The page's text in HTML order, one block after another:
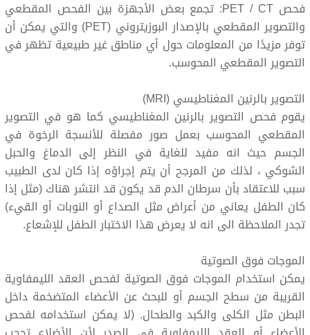
فحص PET / CT: تجمع بعض الأجهزة بين الفحص المقطعي
والتصوير المقطعي بالإصدار البوزيتروني (PET) والتي يمكن أن
توفر مزيدًا من المعلومات حول أي مناطق غير طبيعية تظهر في
التصوير المقطعي المحوسب.
التصوير بالرنين المغناطيسي (MRI)
يقوم فحص التصوير بالرنين المغناطيسي كما هو في التصوير
المقطعي المحوسب بعمل صور مفصلة للأنسجة الرخوة في
الجسم حيث انه مفيد للغاية في النظر إلى الدماغ والحبل
الشوكي ، لذلك من المرجح أن يتم إجراؤه إذا كان لدى الطبيب
سبب للاعتقاد بأن سرطان الدم قد يكون قد انتشر هناك (مثل إذا
كان الطفل يعاني من أعراض مثل الصداع أو النوبات أو القيء)
تجدر الملاحظة الى انه لا يعرض هذا الاختبار الطفل للإشعاع.
الموجات فوق الصوتية
يمكن استخدام الموجات فوق الصوتية لفحص العقد الليمفاوية
القريبة من سطح الجسم أو للبحث عن الأعضاء المتضخمة داخل
البطن مثل الكلى والكبد والطحال. (لا يمكن استخدامه لفحص